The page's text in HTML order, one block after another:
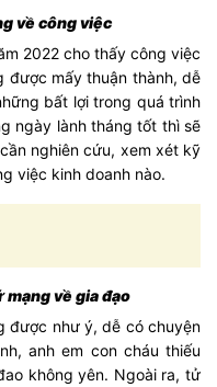
về công việc
2022 cho thấy công việc
được mấy thuận thành, dễ
bất lợi trong quá trình
ngày lành tháng tốt thì sẽ
nghiên cứu, xem xét kỹ
việc kinh doanh nào.
mạng về gia đạo
được như ý, dễ có chuyện
anh em con cháu thiếu
không yên. Ngoài ra, tử